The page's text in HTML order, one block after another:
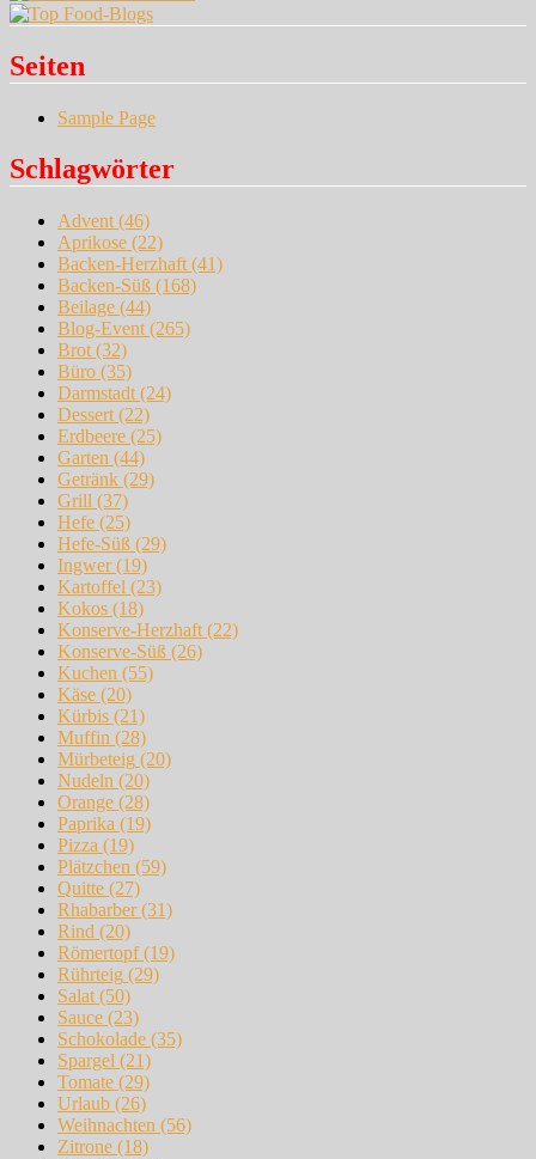
Seiten
Sample Page
Schlagwörter
Advent (46)
Aprikose (22)
Backen-Herzhaft (41)
Backen-Süß (168)
Beilage (44)
Blog-Event (265)
Brot (32)
Büro (35)
Darmstadt (24)
Dessert (22)
Erdbeere (25)
Garten (44)
Getränk (29)
Grill (37)
Hefe (25)
Hefe-Süß (29)
Ingwer(19)
Kartoffel (23)
Kokos (18)
Konserve-Herzhaft (22)
Konserve-Süß (26)
Kuchen (55)
Käse (20)
Kürbis (21)
Muffin (28)
Mürbeteig (20)
Nudeln (20)
Orange (28)
Paprika (19)
Pizza (19)
Plätzchen (59)
Quitte (27)
Rhabarber(31)
Rind (20)
Römertopf(19)
Rührteig (29)
Salat (50)
Sauce (23)
Schokolade (35)
Spargel (21)
Tomate (29)
Urlaub (26)
Weihnachten (56)
Zitrone (18)